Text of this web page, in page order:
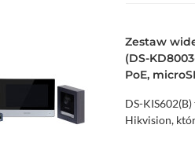
Zestaw
(DS-
PoE,
DS-
Hikvision,